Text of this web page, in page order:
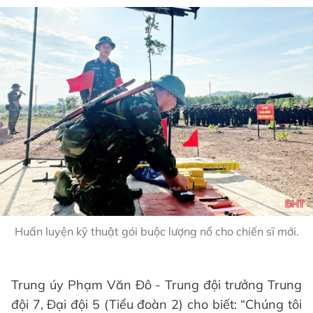
Huấn luyện kỹ thuật gói buộc lượng nổ cho chiến sĩ mới.
Trung úy Phạm Văn Đô - Trung đội trưởng Trung
đội 7, Đại đội 5 (Tiểu đoàn 2) cho biết: “Chúng tôi